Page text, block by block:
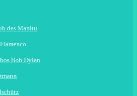
des Manitu
Bob Dylan